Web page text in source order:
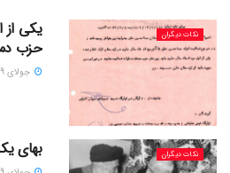
نکات دیگران
یکی از
حزب
جولای 29, 2026
نکات دیگران بهای